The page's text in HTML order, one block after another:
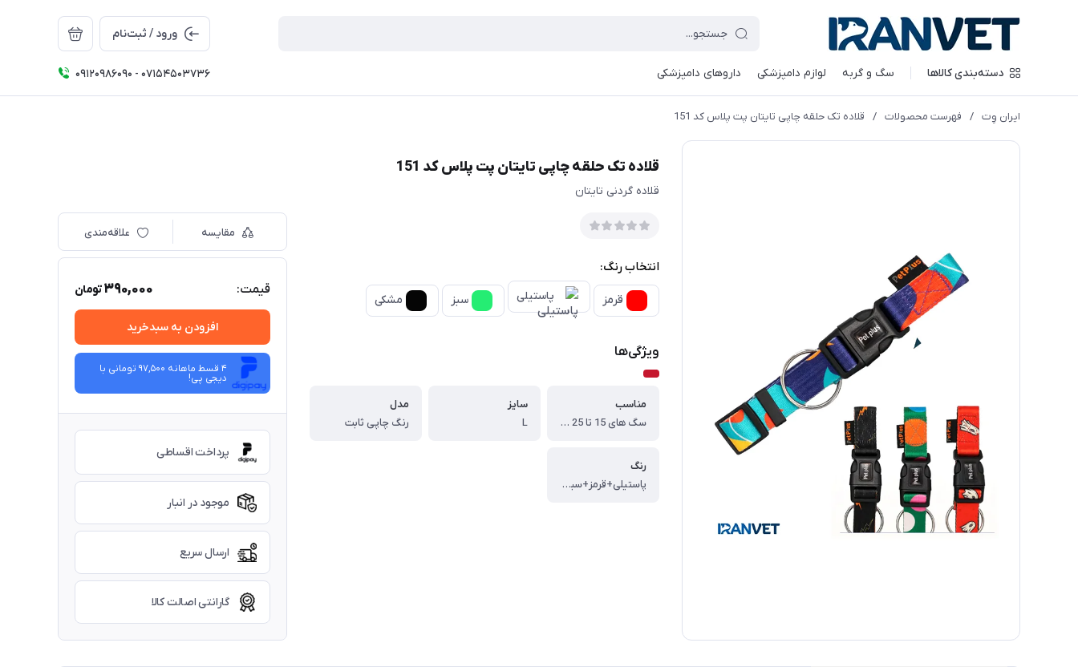
ورود / ثبت‌نام
دسته‌بندی کالاها سگ و گربه لوازم دامپزشکی داروهای دامپزشکی 09120986090 - 07154503736
ایران وِت / فهرست محصولات / قلاده تک حلقه چاپی تایتان پت پلاس کد 151
قلاده تک حلقه چاپی تایتان پت پلاس کد 151
قلاده گردنی تایتان
انتخاب رنگ:
قرمز پاستیلی سبز مشکی
ویژگی‌ها
مناسب
سگ های 15 تا 25 کیلوگرم
سایز
L
مدل
رنگ چاپی ثابت
رنگ
پاستیلی+قرمز+سبز+مشکی
مقایسه علاقه‌مندی
قیمت: 390,000تومان
افزودن به سبدخرید
4 قسط ماهانه 97,500 تومانی با
دیجی ‌پی!
پرداخت اقساطی
موجود در انبار
ارسال سریع
گارانتی اصالت کالا